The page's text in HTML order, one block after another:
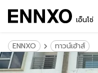
เอ็นโซ่
ENNXO ทาวน์เฮ้าส์